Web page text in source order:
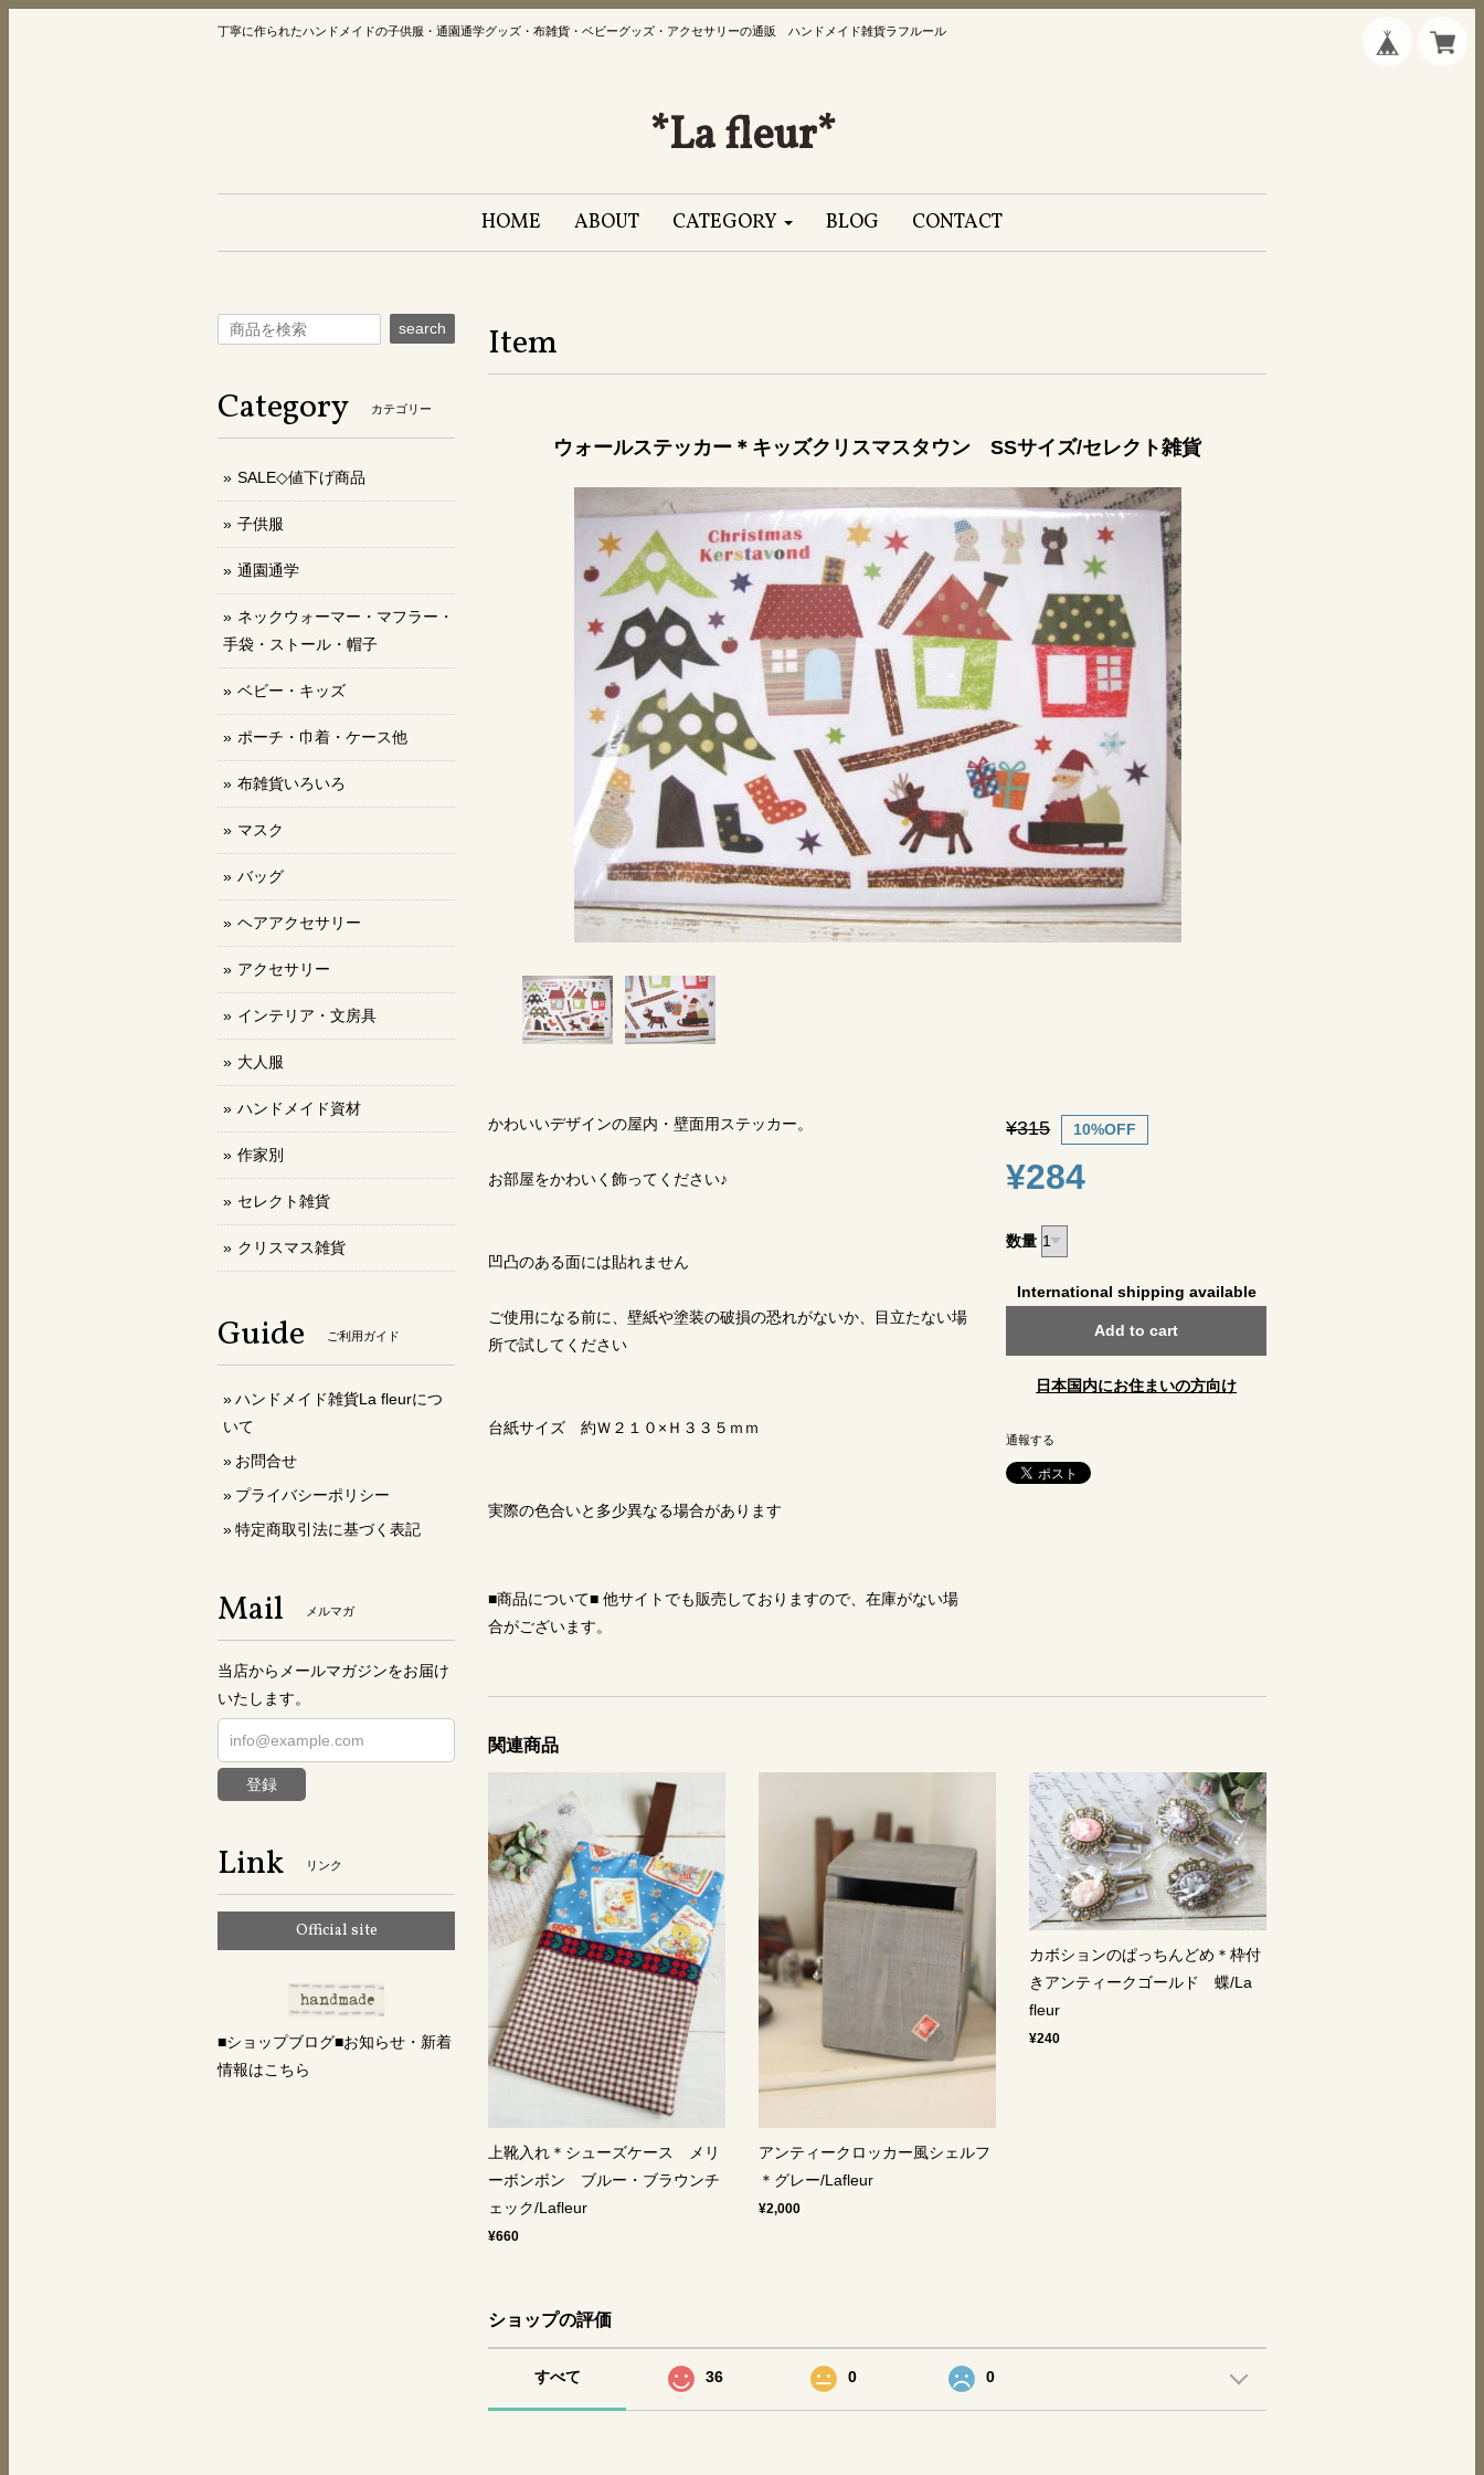
丁寧に作られたハンドメイドの子供服・通園通学グッズ・布雑貨・ベビーグッズ・アクセサリーの通販 ハンドメイド雑貨ラフルール
*La fleur*
HOME ABOUT CATEGORY BLOG CONTACT
Item
ウォールステッカー＊キッズクリスマスタウン SSサイズ/セレクト雑貨
かわいいデザインの屋内・壁面用ステッカー。
お部屋をかわいく飾ってください♪
凹凸のある面には貼れません
ご使用になる前に、壁紙や塗装の破損の恐れがないか、目立たない場
所で試してください
台紙サイズ 約Ｗ２１０×Ｈ３３５ｍｍ
実際の色合いと多少異なる場合があります
■商品について■ 他サイトでも販売しておりますので、在庫がない場
合がございます。
¥315 10%OFF
¥284
数量
International shipping available
Add to cart
日本国内にお住まいの方向け
通報する
関連商品
上靴入れ＊シューズケース メリ
ーボンボン ブルー・ブラウンチ
ェック/Lafleur
¥660
アンティークロッカー風シェルフ
＊グレー/Lafleur
¥2,000
カボションのぱっちんどめ＊枠付
きアンティークゴールド 蝶/La
fleur
¥240
ショップの評価
すべて 36 0 0
search
Category カテゴリー
SALE◇値下げ商品
子供服
通園通学
ネックウォーマー・マフラー・
手袋・ストール・帽子
ベビー・キッズ
ポーチ・巾着・ケース他
布雑貨いろいろ
マスク
バッグ
ヘアアクセサリー
アクセサリー
インテリア・文房具
大人服
ハンドメイド資材
作家別
セレクト雑貨
クリスマス雑貨
Guide ご利用ガイド
ハンドメイド雑貨La fleurにつ
いて
お問合せ
プライバシーポリシー
特定商取引法に基づく表記
Mail メルマガ
当店からメールマガジンをお届け
いたします。
登録
Link リンク
Official site
■ショップブログ■お知らせ・新着
情報はこちら